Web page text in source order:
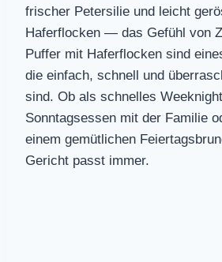
frischer Petersilie und leicht
Haferflocken — das Gefühl von
Puffer mit Haferflocken sind
die einfach, schnell und
sind. Ob als schnelles
Sonntagsessen mit der Familie
einem gemütlichen
Gericht passt immer.